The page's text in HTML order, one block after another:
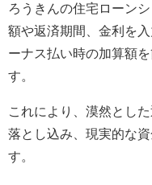
ろうきんの住宅ローン
額や返済期間、金利を
ーナス払い時の加算額
す。
これにより、漠然とし
落とし込み、現実的な
す。